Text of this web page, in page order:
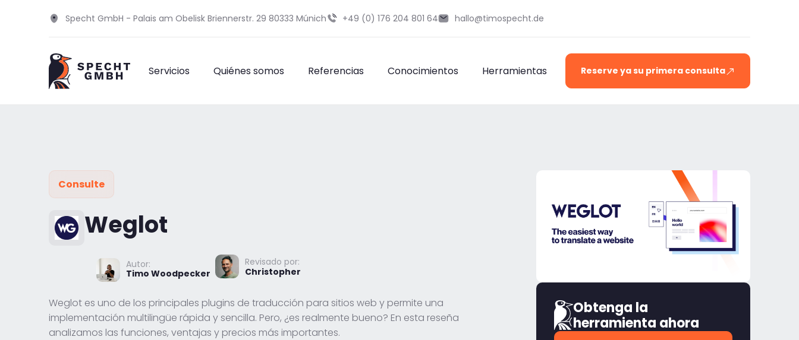
Specht GmbH - Palais am Obelisk Briennerstr. 29 80333 Múnich +49 (0) 176 204 801 64 hallo@timospecht.de
Servicios Quiénes somos Referencias Conocimientos Herramientas Reserve ya su primera consulta
Consulte
Weglot
Autor:
Timo Woodpecker
Revisado por:
Christopher
Weglot es uno de los principales plugins de traducción para sitios web y permite una
implementación multilingüe rápida y sencilla. Pero, ¿es realmente bueno? En esta reseña
analizamos las funciones, ventajas y precios más importantes.
Obtenga la
herramienta ahora